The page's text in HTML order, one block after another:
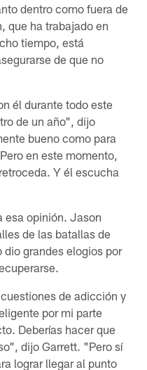
dentro como fuera de
que ha trabajado en
tiempo, está
de que no
él durante todo este
de un año", dijo
bueno como para
en este momento,
Y él escucha
esa opinión. Jason
de las batallas de
dio grandes elogios por
de adicción y
por mi parte
Deberías hacer que
dijo Garrett. "Pero sí
lograr llegar al punto